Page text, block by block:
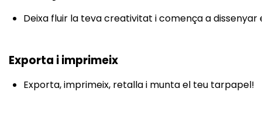
Deixa fluir la teva creativitat i comença a
Exporta i imprimeix
Exporta, imprimeix, retalla i munta el teu tarpapel!